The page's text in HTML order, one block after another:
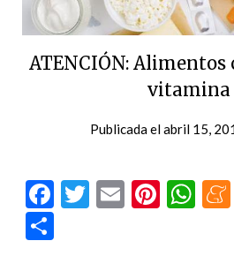
ATENCIÓN: Alimentos
vitamina
Publicada elabril 15,
Facebook
Twitter
Email